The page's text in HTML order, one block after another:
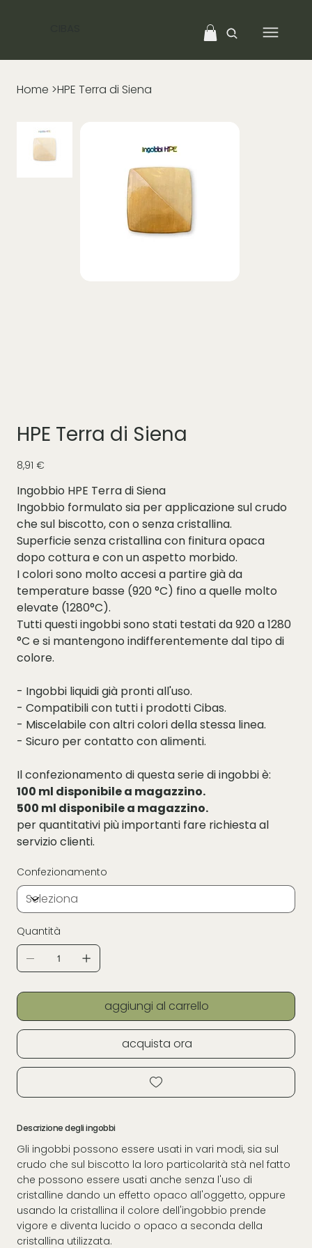
Home >HPE Terra di Siena
HPE Terra di Siena
Prezzo
8,91 €
Ingobbio HPE Terra di Siena
Ingobbio formulato sia per applicazione sul crudo
che sul biscotto, con o senza cristallina.
Superficie senza cristallina con finitura opaca
dopo cottura e con un aspetto morbido.
I colori sono molto accesi a partire già da
temperature basse (920 °C) fino a quelle molto
elevate (1280°C).
Tutti questi ingobbi sono stati testati da 920 a 1280
°C e si mantengono indifferentemente dal tipo di
colore.
- Ingobbi liquidi già pronti all'uso.
- Compatibili con tutti i prodotti Cibas.
- Miscelabile con altri colori della stessa linea.
- Sicuro per contatto con alimenti.
Il confezionamento di questa serie di ingobbi è:
100 ml disponibile a magazzino.
500 ml disponibile a magazzino.
per quantitativi più importanti fare richiesta al
servizio clienti.
Confezionamento
Quantità
aggiungi al carrello
acquista ora
Descrizione degli ingobbi
Gli ingobbi possono essere usati in vari modi, sia sul
crudo che sul biscotto la loro particolarità stà nel fatto
che possono essere usati anche senza l'uso di
cristalline dando un effetto opaco all'oggetto, oppure
usando la cristallina il colore dell'ingobbio prende
vigore e diventa lucido o opaco a seconda della
cristallina utilizzata.